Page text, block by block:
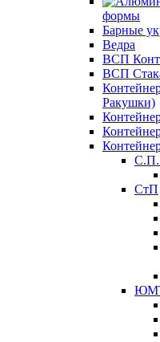
формы
Барные
Ведра
ВСП
ВСП
Ракушки)
СтП